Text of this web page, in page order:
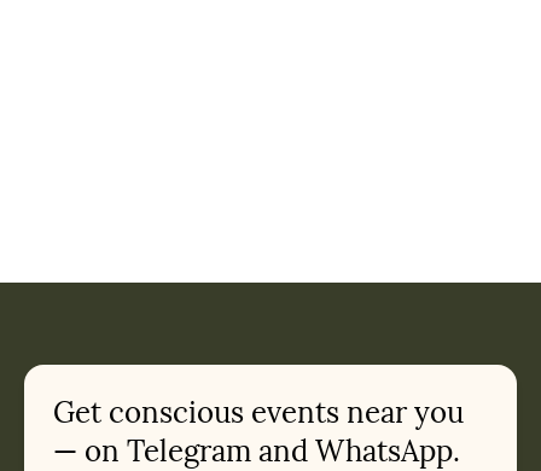
Get conscious events near you
— on Telegram and WhatsApp.